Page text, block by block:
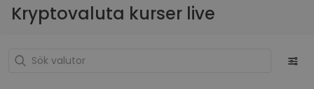
Kryptovaluta kurser live